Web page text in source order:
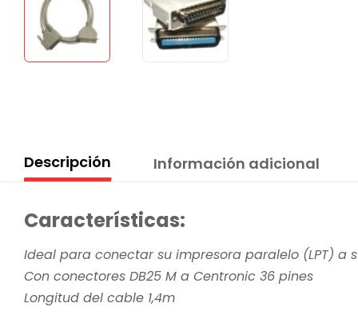
Descripción Información adicional
Características:
Ideal para conectar su impresora paralelo (LPT) a
Con conectores DB25 M a Centronic 36 pines
Longitud del cable 1,4m